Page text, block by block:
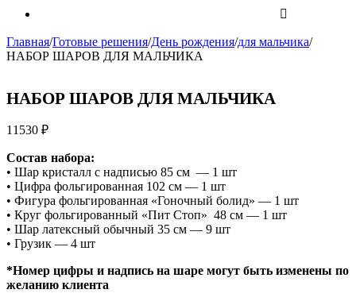
Главная/Готовые решения/День рождения/для мальчика/
НАБОР ШАРОВ ДЛЯ МАЛЬЧИКА
НАБОР ШАРОВ ДЛЯ МАЛЬЧИКА
11530 ₽
Состав набора:
• Шар кристалл с надписью 85 см — 1 шт
• Цифра фольгированная 102 см — 1 шт
• Фигура фольгированная «Гоночный болид» — 1 шт
• Круг фольгированный «Пит Стоп» 48 см — 1 шт
• Шар латексный обычный 35 см — 9 шт
• Грузик — 4 шт
*Номер цифры и надпись на шаре могут быть изменены по
желанию клиента